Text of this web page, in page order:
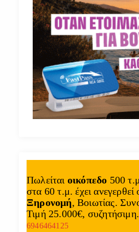
Πωλείται οικόπεδο 500
στα 60 τ.μ. έχει ανεγερθεί
Ξηρονομή, Βοιωτίας.
Τιμή 25.000€,
6946464125